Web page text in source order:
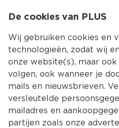
Terug
De cookies van PLUS
Wij gebruiken cookies en
technologieën, zodat wij
onze website(s), maar
volgen, ook wanneer je
mails en nieuwsbrieven.
versleutelde
mailadres en
partijen zoals onze